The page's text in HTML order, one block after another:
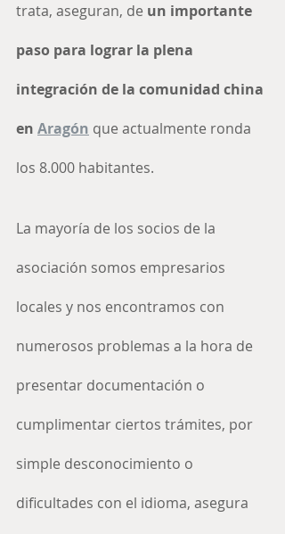
trata, aseguran, de un importante
paso para lograr la plena
integración de la comunidad china
en Aragón que actualmente ronda
los 8.000 habitantes.
La mayoría de los socios de la
asociación somos empresarios
locales y nos encontramos con
numerosos problemas a la hora de
presentar documentación o
cumplimentar ciertos trámites, por
simple desconocimiento o
dificultades con el idioma, asegura